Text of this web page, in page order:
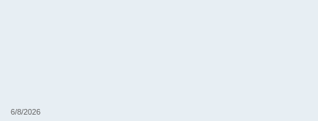
6/8/2026